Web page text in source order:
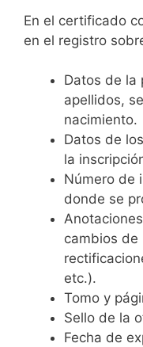
En el certificado
en el registro
Datos de la
apellidos,
nacimiento.
Datos de
la
Número de
donde se
cambios de
etc.).
Tomo y
Sello de la
Fecha de